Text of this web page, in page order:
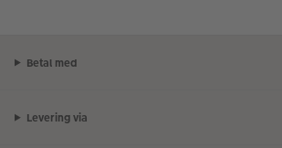
Betal med
Levering via